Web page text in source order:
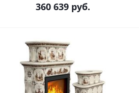
360 639руб.